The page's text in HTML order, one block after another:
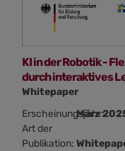
KI in der Robotik -
durch interaktives
Whitepaper
Erscheinungsjahr:
März
Art der
Publikation: